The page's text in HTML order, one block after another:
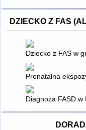
DZIECKO Z FAS
Dziecko z FAS w
Prenatalna
Diagnoza FASD